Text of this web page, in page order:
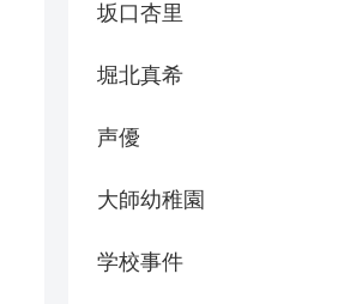
坂口杏里
堀北真希
声優
大師幼稚園
学校事件